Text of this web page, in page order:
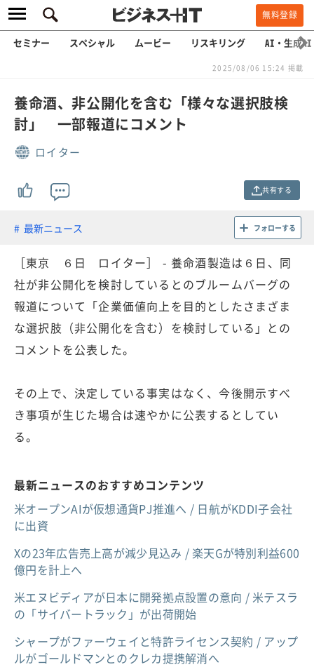
無料登録
セミナー スペシャル ムービー リスキリング AI・生成AI
2025/08/06 15:24 掲載
養命酒、非公開化を含む「様々な選択肢検
討」 一部報道にコメント
ロイター
共有する
最新ニュース フォローする
［東京 ６日 ロイター］ - 養命酒製造は６日、同
社が非公開化を検討しているとのブルームバーグの
報道について「企業価値向上を目的としたさまざま
な選択肢（非公開化を含む）を検討している」との
コメントを公表した。
その上で、決定している事実はなく、今後開示すべ
き事項が生じた場合は速やかに公表するとしてい
る。
最新ニュースのおすすめコンテンツ
米オープンAIが仮想通貨PJ推進へ / 日航がKDDI子会社
に出資
Xの23年広告売上高が減少見込み / 楽天Gが特別利益600
億円を計上へ
米エヌビディアが日本に開発拠点設置の意向 / 米テスラ
の「サイバートラック」が出荷開始
シャープがファーウェイと特許ライセンス契約 / アップ
ルがゴールドマンとのクレカ提携解消へ